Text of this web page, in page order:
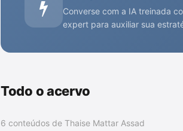
Converse com a IA treinada
expert para auxiliar sua
Todo o acervo
6 conteúdos de Thaise Mattar Assad